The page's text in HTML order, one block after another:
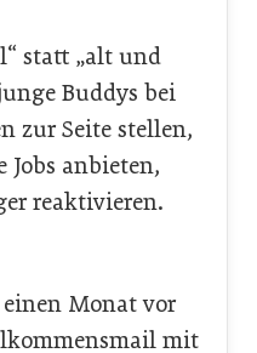
statt „alt und
Buddys bei
zur Seite stellen,
Jobs anbieten,
reaktivieren.
Monat vor
mit